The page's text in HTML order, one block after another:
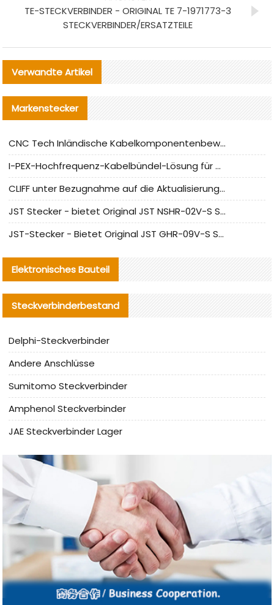
TE-STECKVERBINDER - ORIGINAL TE 7-1971773-3
STECKVERBINDER/ERSATZTEILE
Verwandte Artikel
Markenstecker
CNC Tech Inländische Kabelkomponentenbewertung und Massenproduktionsanpassungsanleitung
I-PEX-Hochfrequenz-Kabelbündel-Lösung für die heimische Produktion analysiert
CLIFF unter Bezugnahme auf die Aktualisierung der chinesischen Stecker-Testnormen
JST Stecker - bietet Original JST NSHR-02V-S Stecker und Ersatzteile an
JST-Stecker - Bietet Original JST GHR-09V-S Stecker und Ersatzteile an
Elektronisches Bauteil
Steckverbinderbestand
Delphi-Steckverbinder
Andere Anschlüsse
Sumitomo Steckverbinder
Amphenol Steckverbinder
JAE Steckverbinder Lager